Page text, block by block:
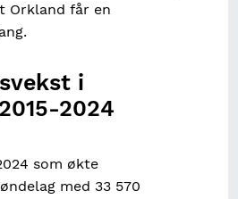
Orkland får en
i
2024
som økte
med 33 570